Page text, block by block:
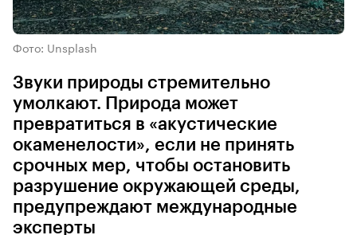
Фото: Unsplash
Звуки природы стремительно
умолкают. Природа может
превратиться в «акустические
окаменелости», если не принять
срочных мер, чтобы остановить
разрушение окружающей среды,
предупреждают международные
эксперты